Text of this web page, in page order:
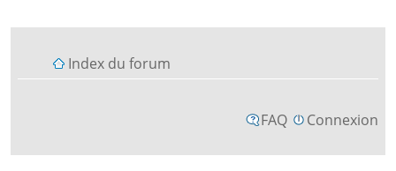
Index du forum
FAQ Connexion